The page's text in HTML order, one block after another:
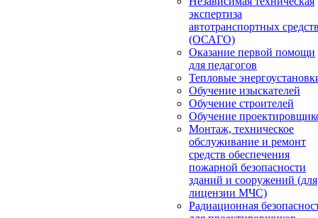
экспертиза
автотранспортных
(ОСАГО)
Оказание первой помощи
для педагогов
Тепловые
Обучение изыскателей
Обучение строителей
Обучение
Монтаж, техническое
обслуживание и ремонт
средств обеспечения
пожарной безопасности
зданий и сооружений (для
лицензии МЧС)
Радиационная